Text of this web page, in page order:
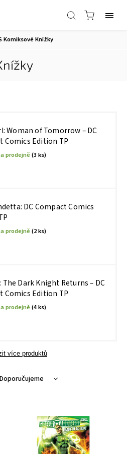
Komiksové Knížky
Woman of Tomorrow – DC
Comics Edition TP
prodejně(3 ks)
DC Compact Comics
prodejně(2 ks)
Dark Knight Returns – DC
Comics Edition TP
prodejně(4 ks)
více produktů
Doporučujeme
Nejprodávanější